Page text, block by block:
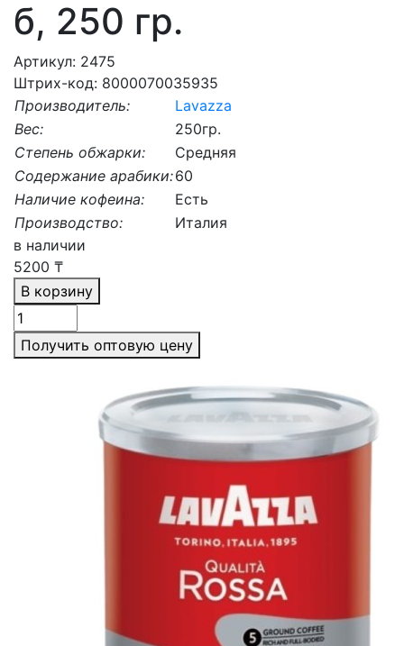
б, 250 гр.
Артикул: 2475
Штрих-код: 8000070035935
Производитель:
Lavazza
Вес:
250гр.
Степень обжарки:
Средняя
Содержание арабики:60
Наличие кофеина:
Есть
Производство:
Италия
в наличии
5200 ₸
В корзину
Получить оптовую цену